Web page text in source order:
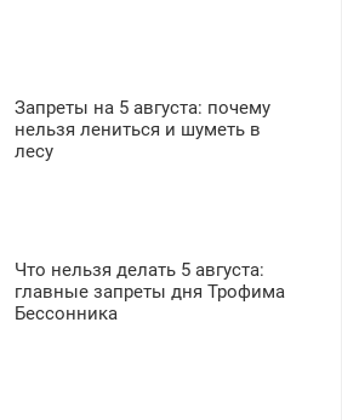
Запреты на 5 августа: почему
нельзя лениться и шуметь в
лесу
Что нельзя делать 5 августа:
главные запреты дня Трофима
Бессонника